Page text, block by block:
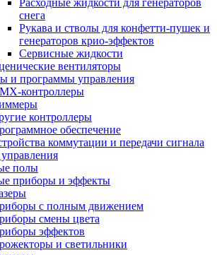
Расходные жидкости для генераторов
снега
Рукава и стволы для конфетти-пушек и
генераторов крио-эффектов
Сервисные жидкости
вентиляторы
и программы управления
контроллеры
контроллеры
обеспечение
коммутации и передачи сигнала
полы
приборы и эффекты
с полным движением
смены цвета
эффектов
и светильники